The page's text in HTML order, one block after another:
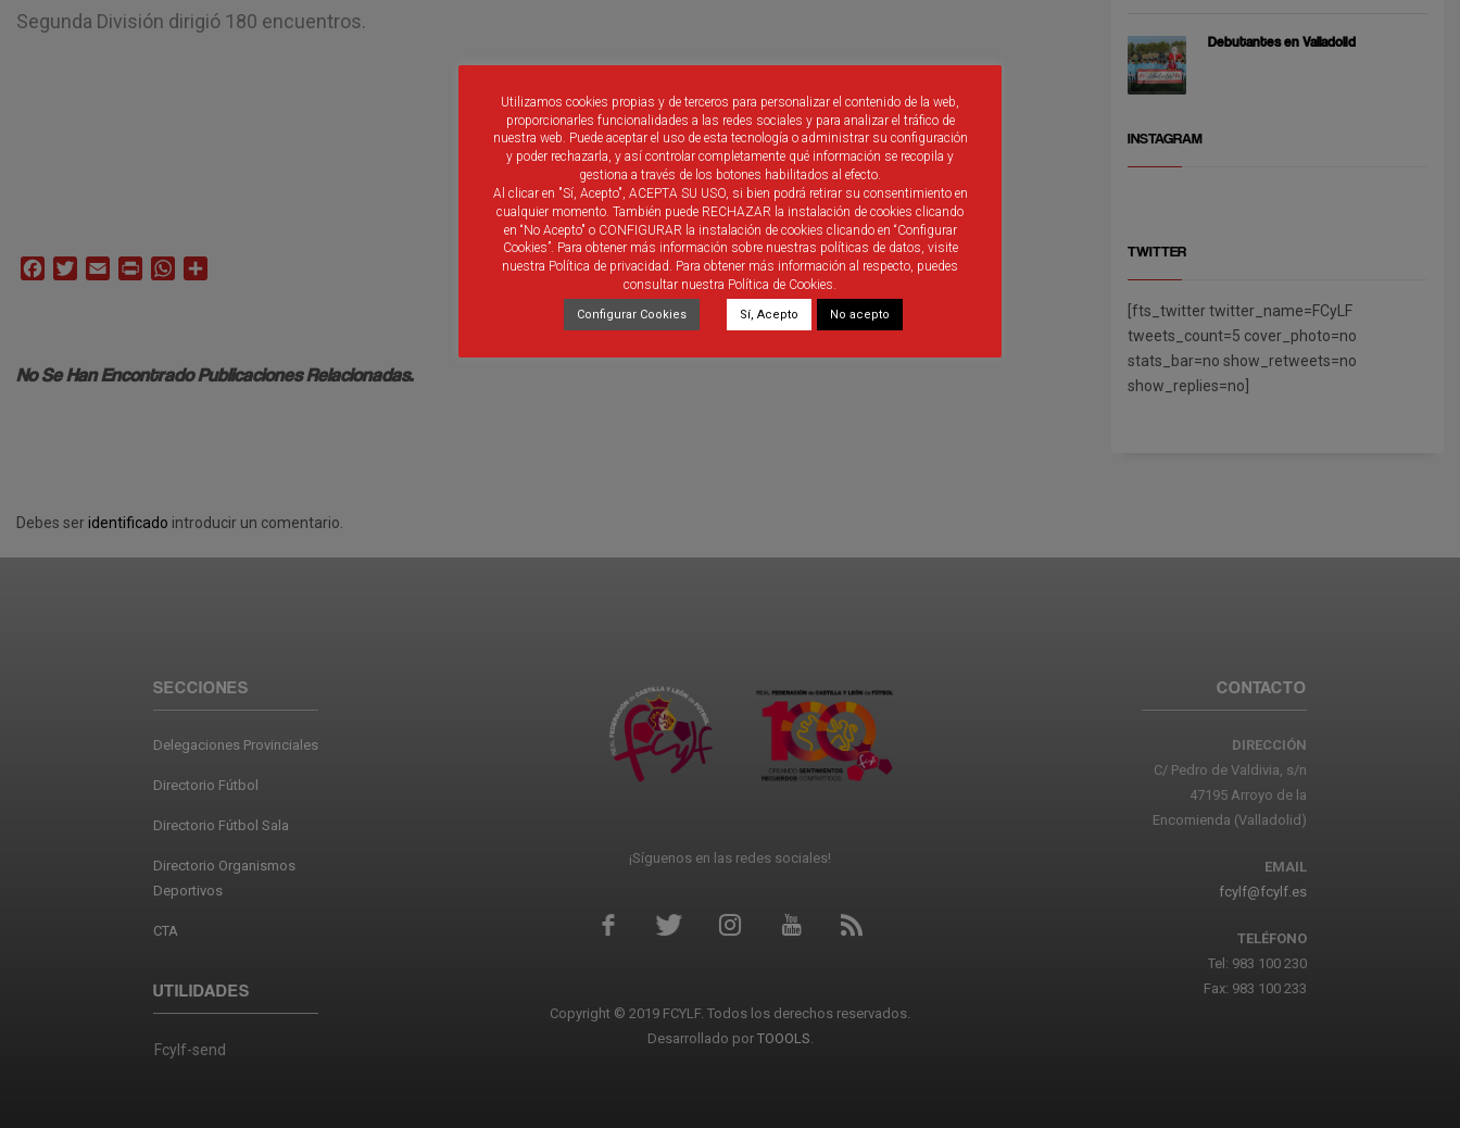
Segunda División dirigió 180 encuentros.
FacebookTwitterEmail Print WhatsApp
No Se Han Encontrado Publicaciones Relacionadas.
Debes seridentificado introducir un comentario.
Debutantes en Valladolid
INSTAGRAM
TWITTER
[fts_twitter twitter_name=FCyLF
tweets_count=5 cover_photo=no
stats_bar=no show_retweets=no
show_replies=no]
SECCIONES
Delegaciones Provinciales
Directorio Fútbol
Directorio Fútbol Sala
Directorio Organismos
Deportivos
CTA
UTILIDADES
Fcylf-send
¡Síguenos en las redes sociales!
Copyright © 2019 FCYLF. Todos los derechos reservados.
Desarrollado por TOOOLS.
CONTACTO
DIRECCIÓN
C/ Pedro de Valdivia, s/n
47195 Arroyo de la
Encomienda (Valladolid)
EMAIL
fcylf@fcylf.es
TELÉFONO
Tel: 983 100 230
Fax: 983 100 233
Utilizamos cookies propias y de terceros para personalizar el contenido de la web,
proporcionarles funcionalidades a las redes sociales y para analizar el tráfico de
nuestra web. Puede aceptar el uso de esta tecnología o administrar su configuración
y poder rechazarla, y así controlar completamente qué información se recopila y
gestiona a través de los botones habilitados al efecto.
Al clicar en "Sí, Acepto", ACEPTA SU USO, si bien podrá retirar su consentimiento en
cualquier momento. También puede RECHAZAR la instalación de cookies clicando
en “No Acepto" o CONFIGURAR la instalación de cookies clicando en “Configurar
Cookies”. Para obtener más información sobre nuestras políticas de datos, visite
nuestra Política de privacidad. Para obtener más información al respecto, puedes
consultar nuestra Política de Cookies.
Configurar Cookies Sí, Acepto No acepto